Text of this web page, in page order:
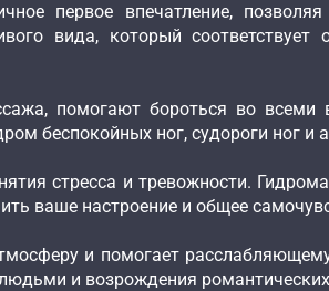
первое впечатление,
вида, который
помогают бороться во
беспокойных ног, судороги ног и
стресса и тревожности.
ваше настроение и общее
и помогает
и возрождения